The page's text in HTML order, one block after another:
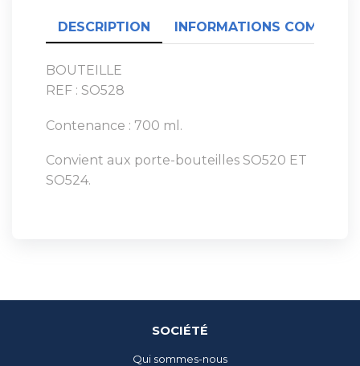
DESCRIPTION INFORMATIONS
BOUTEILLE
REF : SO528
Contenance : 700 ml.
Convient aux porte-bouteilles SO520 ET
SO524.
SOCIÉTÉ
Qui sommes-nous